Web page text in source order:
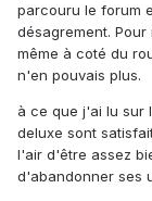
parcouru le forum
désagrement.
même à coté du
n'en pouvais plus.
à ce que j'ai lu sur
deluxe sont
l'air d'être assez
d'abandonner ses